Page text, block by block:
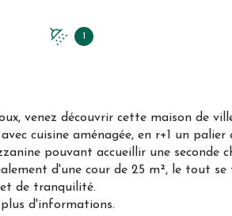
1
venez découvrir cette maison de
cuisine aménagée, en r+1 un
pouvant accueillir une seconde
d'une cour de 25 m², le tout
de tranquilité.
d'informations.